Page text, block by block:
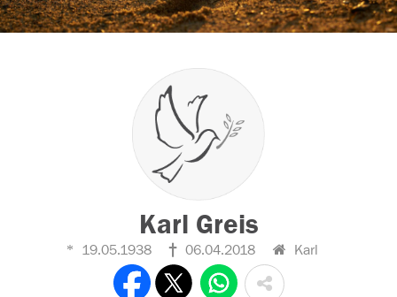
Karl Greis
19.05.1938 06.04.2018 Karl